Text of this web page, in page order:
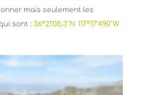
mais seulement les
sont : 36°21’05.3″N 117°17’49.0″W